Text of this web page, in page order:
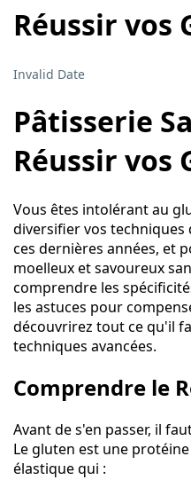
Réussir vos
Invalid Date
Pâtisserie
Réussir vos
Vous êtes intolérant au
diversifier vos techniques
ces dernières années, et
moelleux et savoureux
comprendre les
les astuces pour
découvrirez tout ce qu'il
techniques avancées.
Comprendre le
Avant de s'en passer, il
Le gluten est une
élastique qui :